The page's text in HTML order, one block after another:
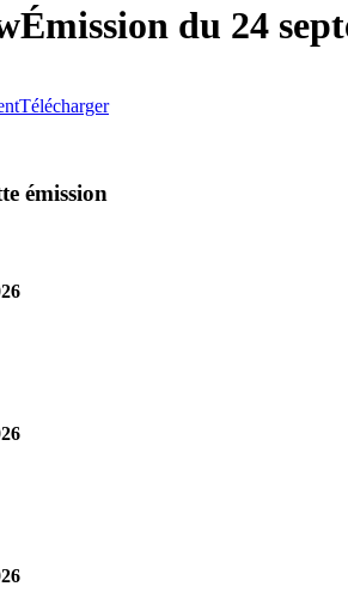
Émission du 24
Télécharger
émission